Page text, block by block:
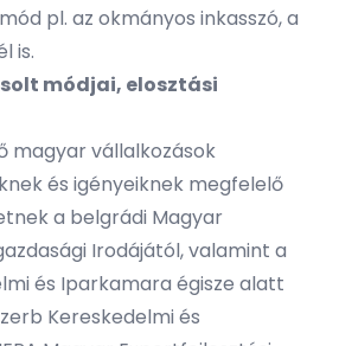
pl. az okmányos inkasszó, a
is.
módjai, elosztási
magyar vállalkozások
és igényeiknek megfelelő
a belgrádi Magyar
Irodájától, valamint a
és Iparkamara égisze alatt
Kereskedelmi és